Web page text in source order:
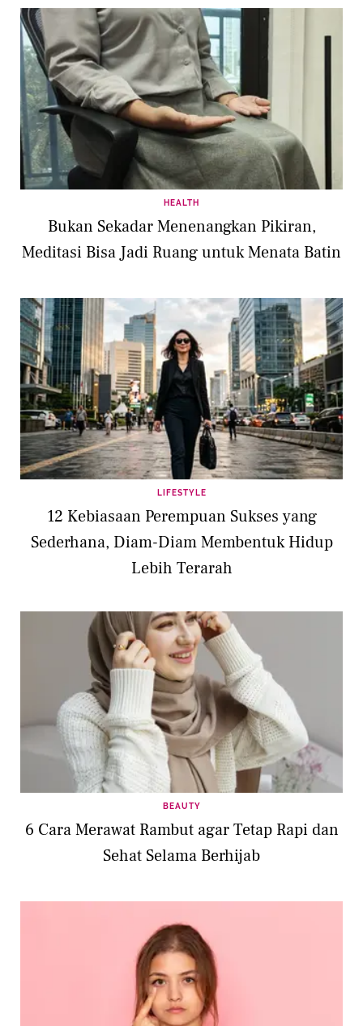
HEALTH
Bukan Sekadar Menenangkan Pikiran,
Meditasi Bisa Jadi Ruang untuk Menata Batin
LIFESTYLE
12 Kebiasaan Perempuan Sukses yang
Sederhana, Diam-Diam Membentuk Hidup
Lebih Terarah
BEAUTY
6 Cara Merawat Rambut agar Tetap Rapi dan
Sehat Selama Berhijab